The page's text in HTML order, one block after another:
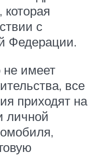
с
Федерации.
не имеет
все
приходят на
личной